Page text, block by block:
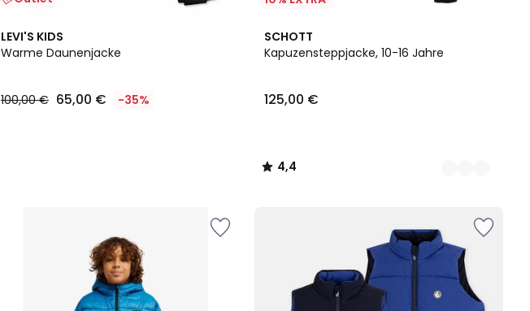
LEVI'S KIDS
Warme Daunenjacke
100,00 € 65,00 € -35%
SCHOTT
Kapuzensteppjacke, 10-16 Jahre
125,00 €
4,4
/ 5
2
Farben
4,4
/